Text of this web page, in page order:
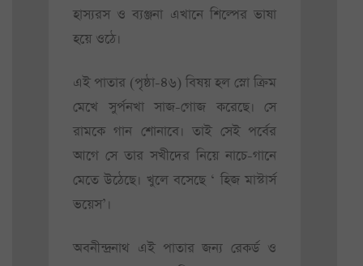
হাস্যরস ও ব্যঞ্জনা এখানে শিল্পের ভাষা
হয়ে ওঠে।
এই পাতার (পৃষ্ঠা-৪৬) বিষয় হল স্নো ক্রিম
মেখে সুর্পনখা সাজ-গোজ করেছে। সে
রামকে গান শোনাবে। তাই সেই পর্বের
আগে সে তার সখীদের নিয়ে নাচে-গানে
মেতে উঠেছে। খুলে বসেছে ‘ হিজ মাস্টার্স
ভয়েস’।
অবনীন্দ্রনাথ এই পাতার জন্য রেকর্ড ও